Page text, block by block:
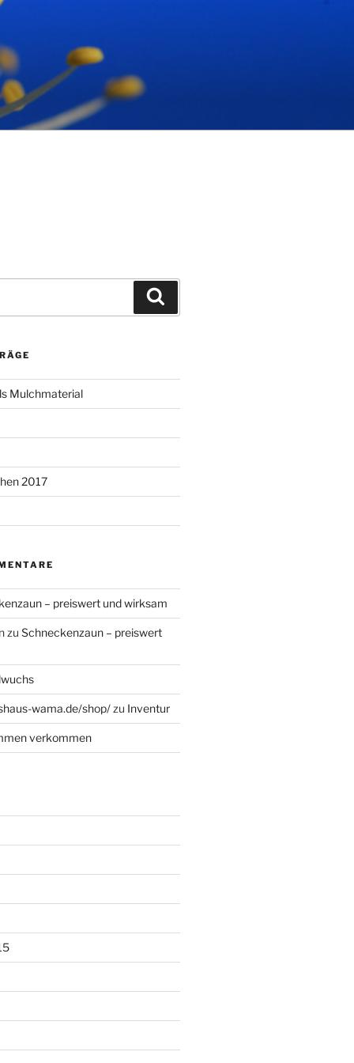
Mulchmaterial
2017
– preiswert und wirksam
zu Schneckenzaun – preiswert
wama.de/shop/zu Inventur
verkommen